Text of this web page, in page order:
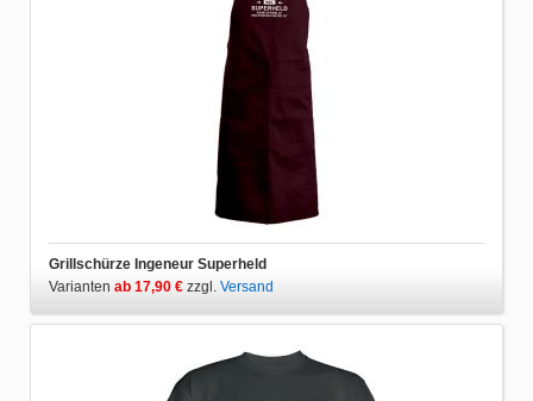
Grillschürze Ingeneur Superheld
Varianten ab 17,90 € zzgl. Versand